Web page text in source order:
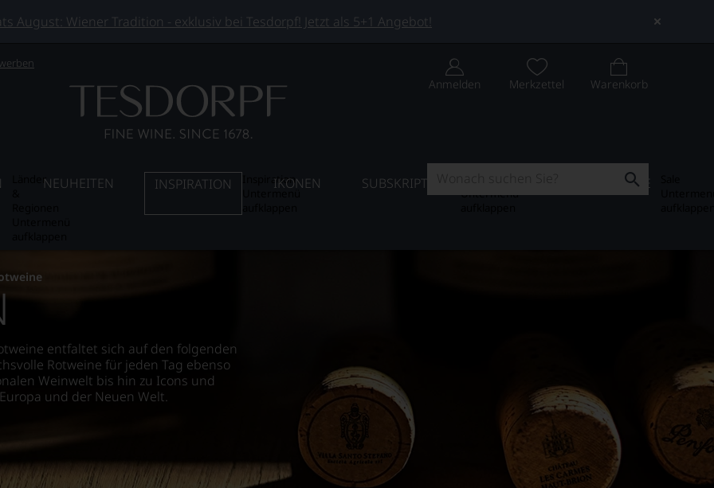
August: Wiener Tradition - exklusiv bei Tesdorpf! Jetzt als 5+1 Angebot!
Anmelden Merkzettel Warenkorb
LänderNEUHEITEN INSPIRATION
InspirationIKONEN SUBSKRIPTION
Untermenü
SALE
entfaltet sich auf den folgenden
Rotweine für jeden Tag ebenso
Weinwelt bis hin zu Icons und
und der Neuen Welt.